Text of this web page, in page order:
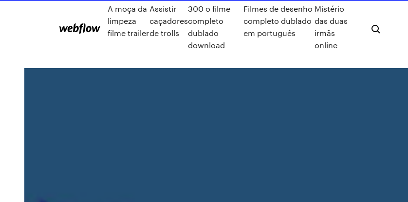
A moça da
limpeza
filme trailer
Assistir
caçadores
de trolls
300 o filme
completo
dublado
download
Filmes de desenho
completo dublado
em português
Mistério
das duas
irmãs
online